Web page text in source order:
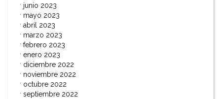
junio 2023
mayo 2023
abril 2023
marzo 2023
febrero 2023
enero 2023
diciembre 2022
noviembre 2022
octubre 2022
septiembre 2022